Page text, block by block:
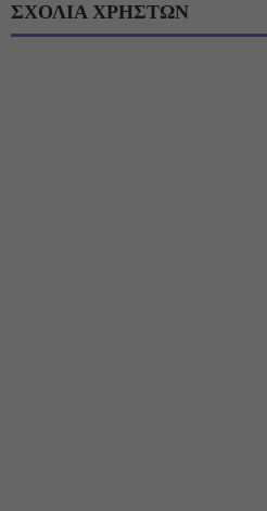
ΣΧΟΛΙΑ ΧΡΗΣΤΩΝ